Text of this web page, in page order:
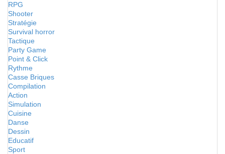
RPG
Shooter
Stratégie
Survival horror
Tactique
Party Game
Point & Click
Rythme
Casse Briques
Compilation
Action
Simulation
Cuisine
Danse
Dessin
Educatif
Sport